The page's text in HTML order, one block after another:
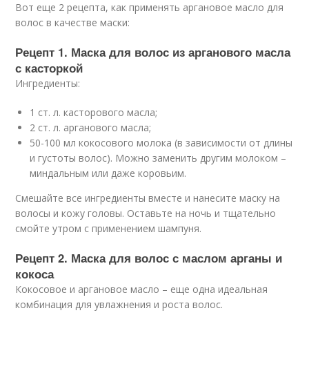
Вот еще 2 рецепта, как применять аргановое масло для
волос в качестве маски:
Рецепт 1. Маска для волос из арганового масла
с касторкой
Ингредиенты:
1 ст. л. касторового масла;
2 ст. л. арганового масла;
50-100 мл кокосового молока (в зависимости от длины
и густоты волос). Можно заменить другим молоком –
миндальным или даже коровьим.
Смешайте все ингредиенты вместе и нанесите маску на
волосы и кожу головы. Оставьте на ночь и тщательно
смойте утром с применением шампуня.
Рецепт 2. Маска для волос с маслом арганы и
кокоса
Кокосовое и аргановое масло – еще одна идеальная
комбинация для увлажнения и роста волос.